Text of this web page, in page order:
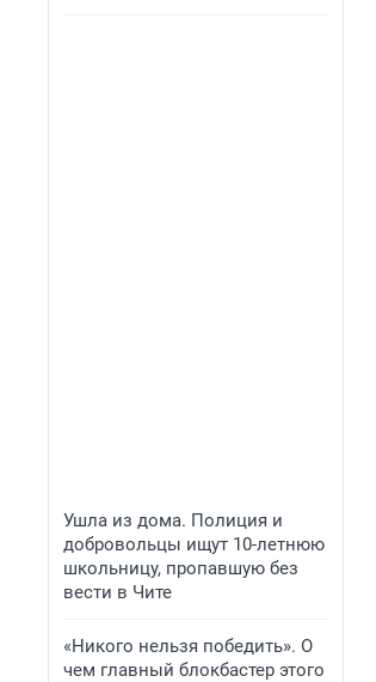
Ушла из дома. Полиция и
добровольцы ищут 10-летнюю
школьницу, пропавшую без
вести в Чите
«Никого нельзя победить». О
чем главный блокбастер этого